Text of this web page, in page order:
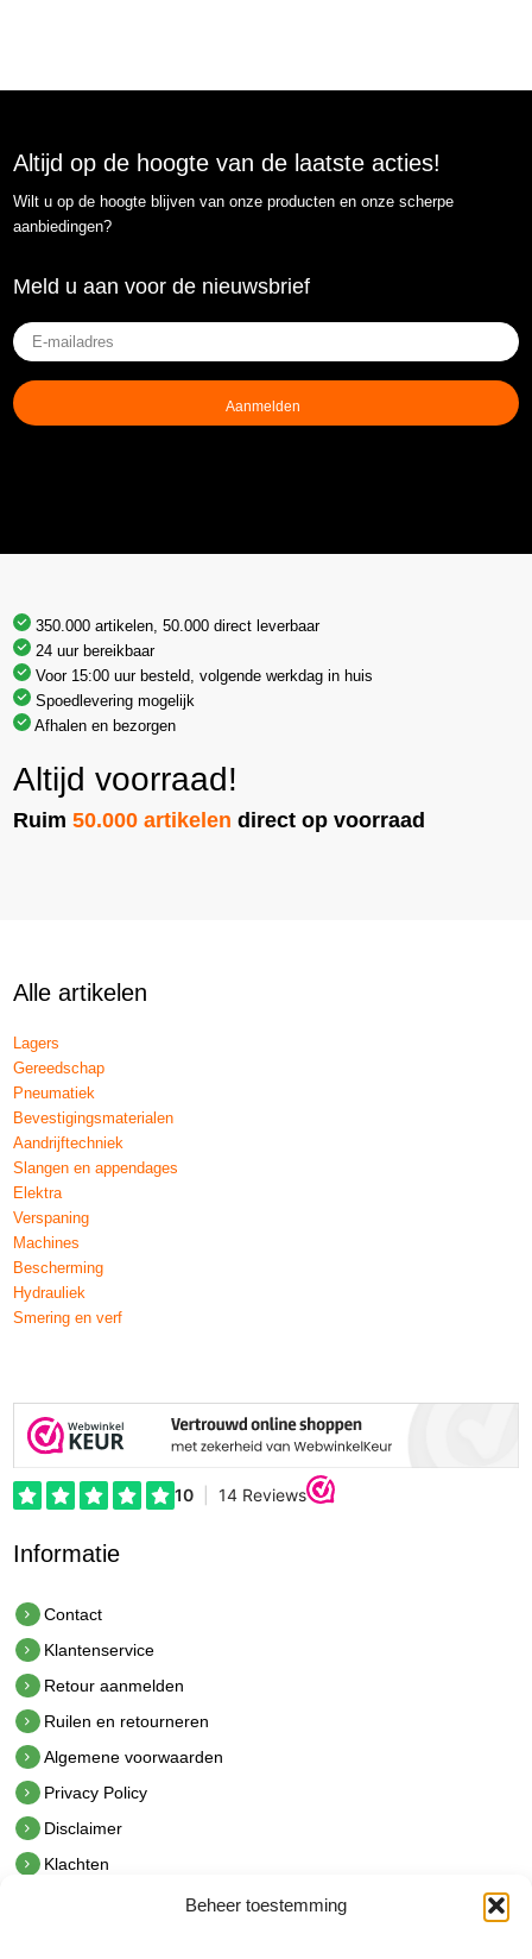
Beheer toestemming
Altijd op de hoogte van de laatste acties!
Wilt u op de hoogte blijven van onze producten en onze scherpe
aanbiedingen?
Meld u aan voor de nieuwsbrief
E-
mailadres
(Vereist)
350.000 artikelen, 50.000 direct leverbaar
24 uur bereikbaar
Voor 15:00 uur besteld, volgende werkdag in huis
Spoedlevering mogelijk
Afhalen en bezorgen
Altijd voorraad!
Ruim50.000 artikelen direct op voorraad
Alle artikelen
Lagers
Gereedschap
Pneumatiek
Bevestigingsmaterialen
Aandrijftechniek
Slangen en appendages
Elektra
Verspaning
Machines
Bescherming
Hydrauliek
Smering en verf
Informatie
Contact
Klantenservice
Retour aanmelden
Ruilen en retourneren
Algemene voorwaarden
Privacy Policy
Disclaimer
Klachten